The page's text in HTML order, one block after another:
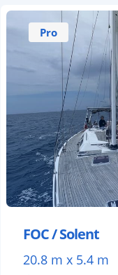
Pro
FOC / Solent
20.8 m x 5.4 m